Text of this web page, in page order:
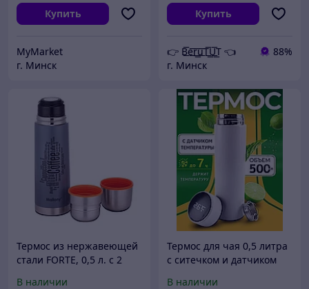
Купить
MyMarket
г. Минск
Купить
👉 B͟͞e͟͞r͟͟͞u͟͞T͟͟͞U͟͟͞T 👈
88%
г. Минск
Термос из нержавеющей
стали FORTE, 0,5 л. с 2
В наличии
Термос для чая 0,5 литра
с ситечком и датчиком
В наличии